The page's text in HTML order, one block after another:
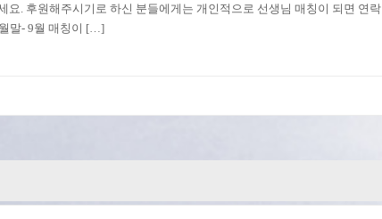
요. 후원해주시기로 하신 분들에게는 개인적으로 선생님 매칭이 되면 연락
말- 9월 매칭이 […]